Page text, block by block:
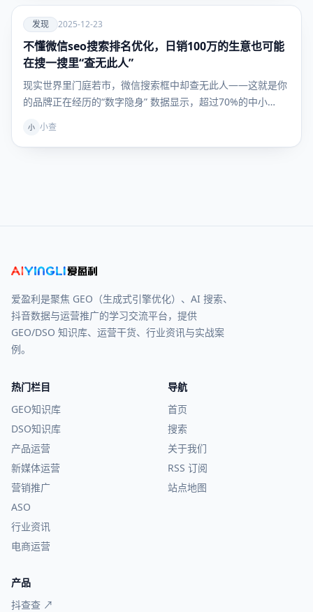
爱
发现
发现 2025-12-23
不懂微信seo搜索排名优化，日销100万的生意也可能
在搜一搜里“查无此人”
现实世界里门庭若市，微信搜索框中却查无此人——这就是你
的品牌正在经历的“数字隐身” 数据显示，超过70%的中小…
小 小查
爱盈利是聚焦 GEO（生成式引擎优化）、AI 搜索、
抖音数据与运营推广的学习交流平台，提供
GEO/DSO 知识库、运营干货、行业资讯与实战案
例。
热门栏目
GEO知识库
DSO知识库
产品运营
新媒体运营
营销推广
ASO
行业资讯
电商运营
导航
首页
搜索
关于我们
RSS 订阅
站点地图
产品
抖查查 ↗